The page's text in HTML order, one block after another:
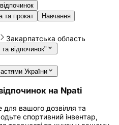
та прокат
Навчання
Закарпатська область
та відпочинок"
України
на Npati
вашого дозвілля та
спортивний інвентар,